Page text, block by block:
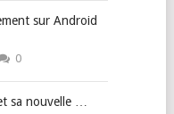
sur Android
0
sa nouvelle …